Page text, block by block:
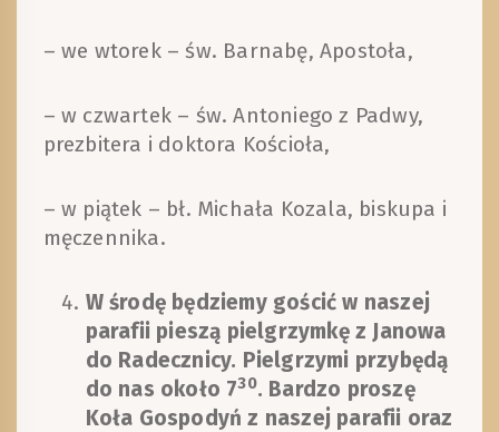
– we wtorek – św. Barnabę, Apostoła,
– w czwartek – św. Antoniego z Padwy,
prezbitera i doktora Kościoła,
– w piątek – bł. Michała Kozala, biskupa i
męczennika.
W środę będziemy gościć w naszej
parafii pieszą pielgrzymkę z Janowa
do Radecznicy. Pielgrzymi przybędą
do nas około 730. Bardzo proszę
Koła Gospodyń z naszej parafii oraz